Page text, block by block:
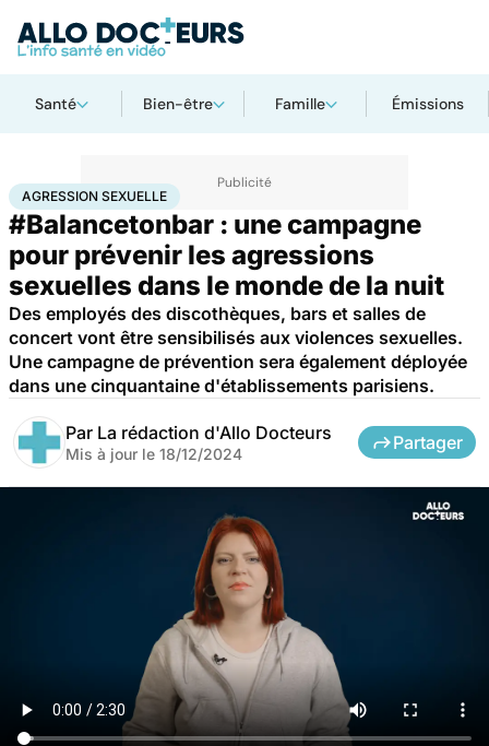
Santé Bien-être Famille Émissions
AccueilSanté SociétéAgression sexuelle
AGRESSION SEXUELLE
#Balancetonbar : une campagne
pour prévenir les agressions
sexuelles dans le monde de la nuit
Des employés des discothèques, bars et salles de
concert vont être sensibilisés aux violences sexuelles.
Une campagne de prévention sera également déployée
dans une cinquantaine d'établissements parisiens.
Par La rédaction d'Allo Docteurs
Mis à jour le 18/12/2024
Partager